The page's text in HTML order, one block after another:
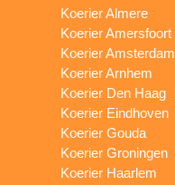
Koerier Almere
Koerier Amersfoort
Koerier Amsterdam
Koerier Arnhem
Koerier Den Haag
Koerier Eindhoven
Koerier Gouda
Koerier Groningen
Koerier Haarlem